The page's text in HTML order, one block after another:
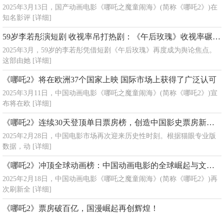
2025年3月13日，国产动画电影《哪吒之魔童闹海》(简称《哪吒2》)在
知名影评 [详细]
59岁李若彤演短剧 收视率吊打热剧：《午后玫瑰》收视率碾压传统热剧
2025年3月，59岁的李若彤凭借短剧《午后玫瑰》再度成为舆论焦点。
这部由她 [详细]
《哪吒2》将在欧洲37个国家上映 国际市场上获得了广泛认可
2025年3月11日，中国动画电影《哪吒之魔童闹海》(简称《哪吒2》)宣
布将在欧 [详细]
《哪吒2》连续30天登顶单日票房榜，创造中国影史票房新纪录
2025年2月28日，中国电影市场再次迎来历史性时刻。根据猫眼专业版
数据，动 [详细]
《哪吒2》冲顶全球动画榜：中国动画电影的全球崛起与文化自信
2025年2月18日，中国动画电影《哪吒之魔童闹海》(简称《哪吒2》)再
次刷新全 [详细]
《哪吒2》票房破百亿，国漫崛起再创辉煌！